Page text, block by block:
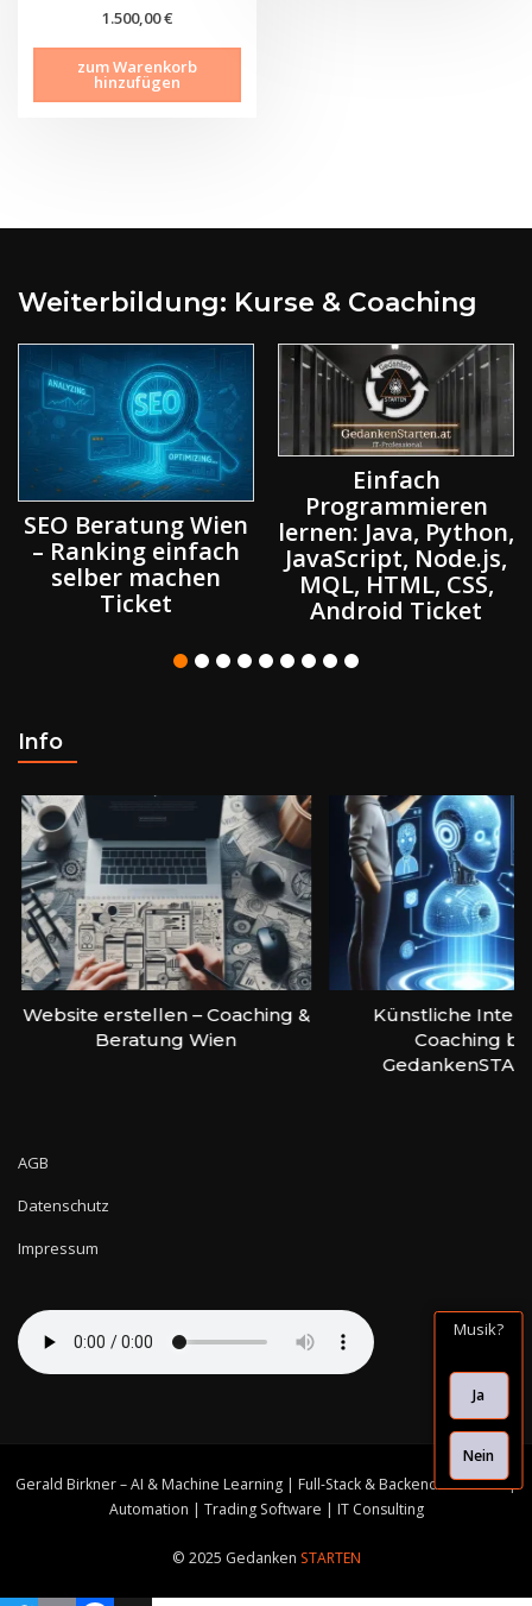
1.500,00€
zum Warenkorb
hinzufügen
Weiterbildung: Kurse & Coaching
SEO Beratung Wien
– Ranking einfach
selber machen
Ticket
Einfach
Programmieren
lernen: Java, Python,
JavaScript, Node.js,
MQL, HTML, CSS,
Android Ticket
Info
Website erstellen – Coaching &
Beratung Wien
Künstliche
Coaching bei
AGB
Datenschutz
Impressum
Musik?
Ja
Nein
Gerald Birkner – AI & Machine Learning | Full-Stack & Backend Solutions |
Automation | Trading Software | IT Consulting
© 2025 Gedanken STARTEN